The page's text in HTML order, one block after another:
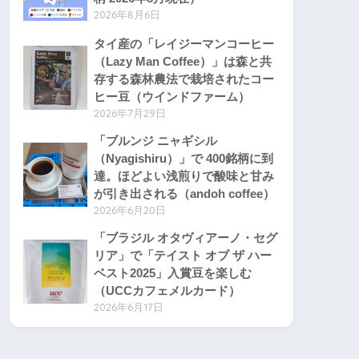
2026年8月6日
タイ産の「レイジーマンコーヒー
（Lazy Man Coffee）」は森と共
存する森林農法で栽培されたコー
ヒー豆（ウインドファーム）
2026年7月29日
「ブルンジ ニャギシル
（Nyagishiru）」で 400銘柄に到
達。ほどよい浅煎りで酸味と甘み
が引き出される（andoh coffee）
2026年6月20日
「ブラジル オタヴィアーノ・セグ
リア」で「テイスト オブ ザ ハー
ベスト2025」入賞豆を楽しむ
（UCCカフェメルカード）
2026年6月17日